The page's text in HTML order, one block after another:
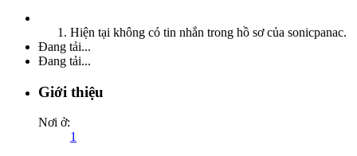
Hiện tại không có tin nhắn trong hồ sơ của sonicpanac.
Đang tải...
Đang tải...
Giới thiệu
Nơi ở:
1